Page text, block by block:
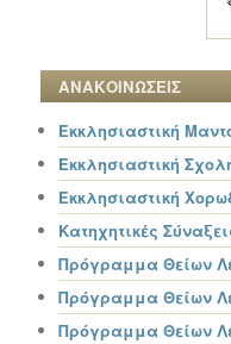
ΑΝΑΚΟΙΝΩΣΕΙΣ
Εκκλησιαστική
Εκκλησιαστική
Εκκλησιαστική
Κατηχητικές
Πρόγραμμα Θείων
Πρόγραμμα Θείων
Πρόγραμμα Θείων